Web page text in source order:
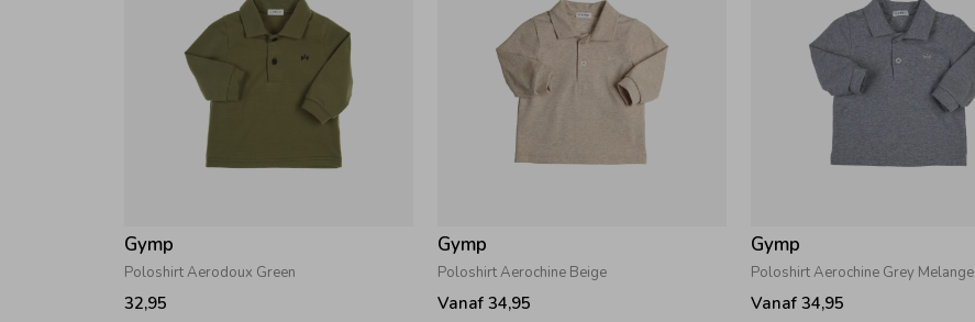
Gymp
Poloshirt Aerodoux Green
32,95
Gymp
Poloshirt Aerochine Beige
Vanaf 34,95
Gymp
Poloshirt Aerochine Grey Melange
Vanaf 34,95